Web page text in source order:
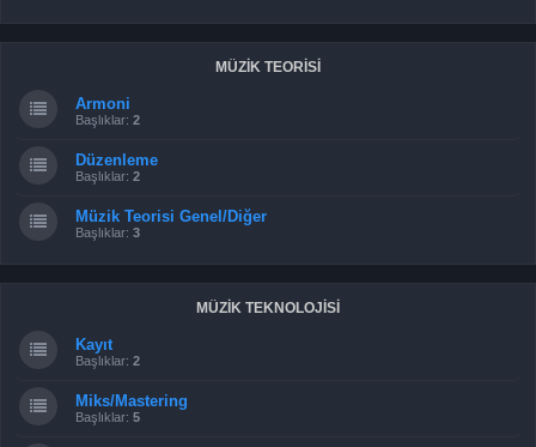
MÜZİK TEORİSİ
Armoni
Başlıklar: 2
Düzenleme
Başlıklar: 2
Müzik Teorisi Genel/Diğer
Başlıklar: 3
MÜZİK TEKNOLOJİSİ
Kayıt
Başlıklar: 2
Miks/Mastering
Başlıklar: 5